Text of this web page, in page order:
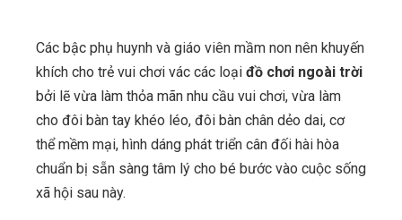
Các bậc phụ huynh và giáo viên mầm non nên khuyến
khích cho trẻ vui chơi vác các loại đồ chơi ngoài trời
bởi lẽ vừa làm thỏa mãn nhu cầu vui chơi, vừa làm
cho đôi bàn tay khéo léo, đôi bàn chân dẻo dai, cơ
thể mềm mại, hình dáng phát triển cân đối hài hòa
chuẩn bị sẵn sàng tâm lý cho bé bước vào cuộc sống
xã hội sau này.